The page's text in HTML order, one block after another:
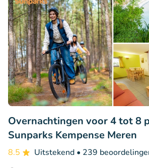
Overnachtingen voor 4 tot 8
Sunparks Kempense Meren
8.5 Uitstekend • 239